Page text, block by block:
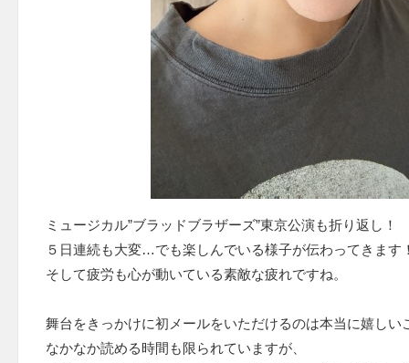
ミュージカル”ブラッドブラザーズ”東京公演も折り返し！
５日連続も大変…でも楽しんでいる様子が伝わってきます
そして疲労も心が動いている素敵な疲れですね。
舞台をきっかけに初メールをいただけるのは本当に嬉しい
なかなか読める時間も限られていますが、